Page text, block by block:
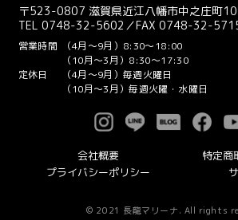
〒523-0807 滋賀県近江八幡市中之庄町
TEL 0748-32-5602／FAX 0748-32-
営業時間
（4月～9月）8:30～18:00
（10月～3月）8:30～17:30
定休日
（4月～9月）毎週火曜日
（10月～3月）毎週火曜・水曜日
会社概要
特定商
プライバシーポリシー
© 2021 長龍マリーナ. All rights